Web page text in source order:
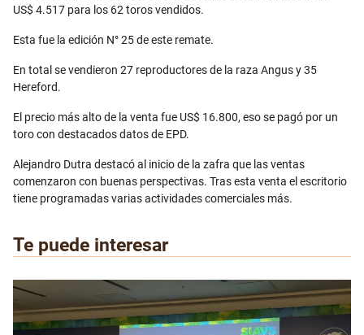
US$ 4.517 para los 62 toros vendidos.
Esta fue la edición N° 25 de este remate.
En total se vendieron 27 reproductores de la raza Angus y 35
Hereford.
El precio más alto de la venta fue US$ 16.800, eso se pagó por un
toro con destacados datos de EPD.
Alejandro Dutra destacó al inicio de la zafra que las ventas
comenzaron con buenas perspectivas. Tras esta venta el escritorio
tiene programadas varias actividades comerciales más.
Te puede interesar